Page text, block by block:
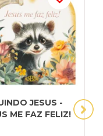
JESUS -
ME FAZ FELIZ!